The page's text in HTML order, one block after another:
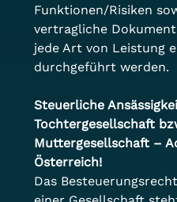
Funktionen/Risiken
vertragliche
jede Art von Leistung
durchgeführt werden.
Steuerliche
Tochtergesellschaft
Muttergesellschaft –
Österreich!
Das